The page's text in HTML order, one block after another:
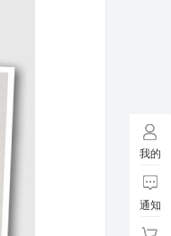
我的
通知